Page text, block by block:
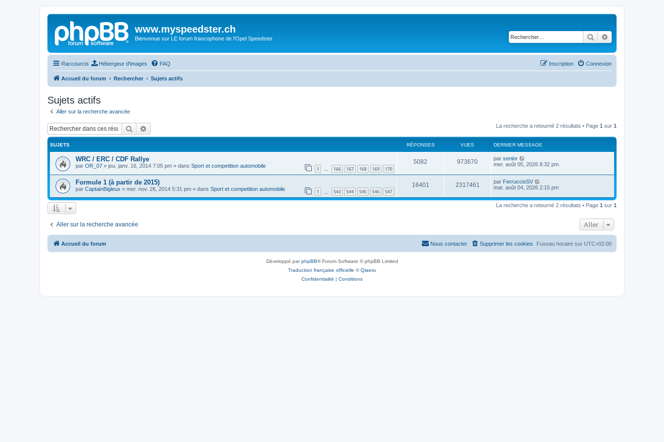
www.myspeedster.ch
Bienvenue sur LE forum francophone de l'Opel Speedster Rechercher
Raccourcis Hébergeur d'images FAQ Connexion
Inscription
Accueil du forum Rechercher Sujets actifs
Sujets actifs
Aller sur la recherche avancée
Rechercher La recherche a retourné 2 résultats • Page 1 sur 1
SUJETS RÉPONSES VUES DERNIER MESSAGE
WRC / ERC / CDF Rallye
par OR_07 » jeu. janv. 16, 2014 7:05 pm » dans Sport et competition automobile 1 … 166 167 168 169 170
5082 973670 par senior
mer. août 05, 2026 8:32 pm
Formule 1 (à partir de 2015)
par CaptainBigleux » mer. nov. 26, 2014 5:31 pm » dans Sport et competition automobile 1 543 544 545 546 547
16401 2317461 par FerruccioSV
mar. août 04, 2026 2:15 pm
La recherche a retourné 2 résultats • Page 1 sur 1
Aller sur la recherche avancée Aller
Accueil du forum Fuseau horaire sur UTC+02:00
Supprimer les cookies
Nous contacter
Développé parphpBB® Forum Software © phpBB Limited
Traduction française officielle ©Qiaeru
Confidentialité | Conditions